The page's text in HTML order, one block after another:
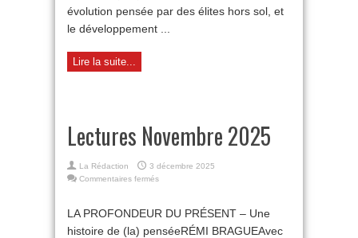
évolution pensée par des élites hors sol, et
le développement ...
Lire la suite...
Lectures Novembre 2025
La Rédaction
3 décembre 2025
Commentaires fermés
2025
LA PROFONDEUR DU PRÉSENT – Une
histoire de (la) penséeRÉMI BRAGUEAvec